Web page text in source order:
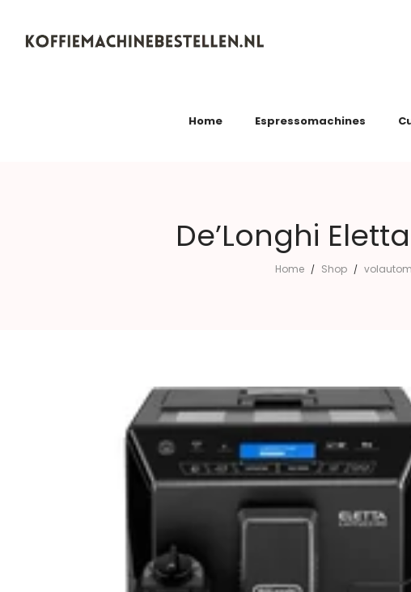
Home Espressomachines
De’Longhi
Home / Shop /